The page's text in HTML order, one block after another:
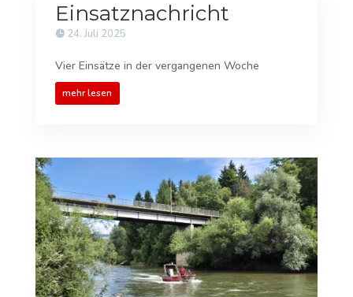
Einsatznachricht
24. Juli 2025
Vier Einsätze in der vergangenen Woche
mehr lesen